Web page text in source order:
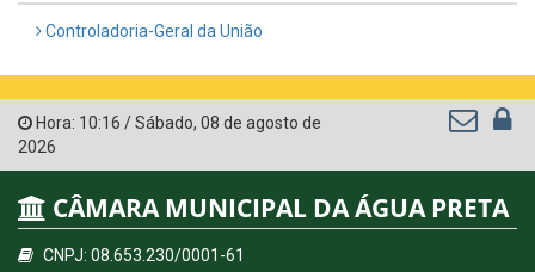
Controladoria-Geral da União
Hora: 10:16 /Sábado, 08 de agosto de
2026
CÂMARA MUNICIPAL DA ÁGUA PRETA
CNPJ: 08.653.230/0001-61